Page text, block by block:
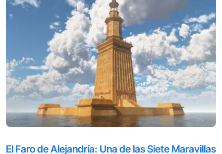
El Faro de Alejandría: Una de las Siete Maravillas